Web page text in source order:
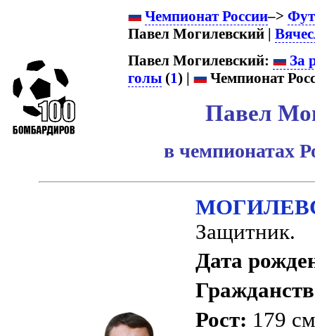
Чемпионат России–>
Павел Могилевский |
Павел Могилевский:
За
голы (1) | Чемпионат
Павел
в чемпионатах
Защитник.
Дата
Рост: 179